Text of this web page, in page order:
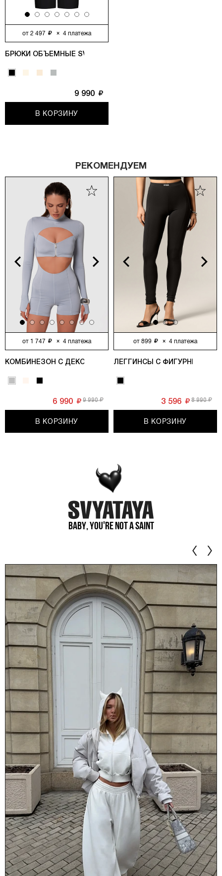
от 2 497 × 4 платежа
БРЮКИ ОБЪЕМНЫЕ SVYATAYA, ЧЕРНЫЙ
9 990
В КОРЗИНУ
РЕКОМЕНДУЕМ
Next
от 1 747 × 4 платежа
КОМБИНЕЗОН С ДЕКОРАТИВНЫМИ МОЛНИЯМИ, СЕРЫЙ
9 990
6 990
В КОРЗИНУ
Previous Next
от 899 × 4 платежа
ЛЕГГИНСЫ С ФИГУРНЫМИ
8 990
3 596
В КОРЗИНУ
Baby, you're not a saint